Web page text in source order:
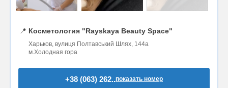
📍 Косметология "Rayskaya Beauty Space"
Харьков, вулиця Полтавський Шлях, 144а
м.Холодная гора
+38 (063) 262..показать номер